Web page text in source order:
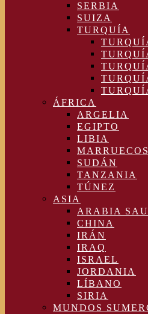
SERBIA
SUIZA
TURQUÍA
ÁFRICA
ARGELIA
EGIPTO
LIBIA
MARRUECOS
SUDÁN
TANZANIA
TÚNEZ
ASIA
ARABIA
CHINA
IRÁN
IRAQ
ISRAEL
JORDANIA
LÍBANO
SIRIA
MUNDOS